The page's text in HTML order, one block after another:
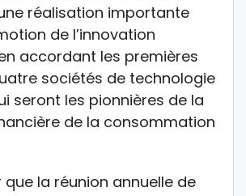
réalisation importante
de l’innovation
accordant les premières
sociétés de technologie
seront les pionnières de la
de la consommation
que la réunion annuelle de